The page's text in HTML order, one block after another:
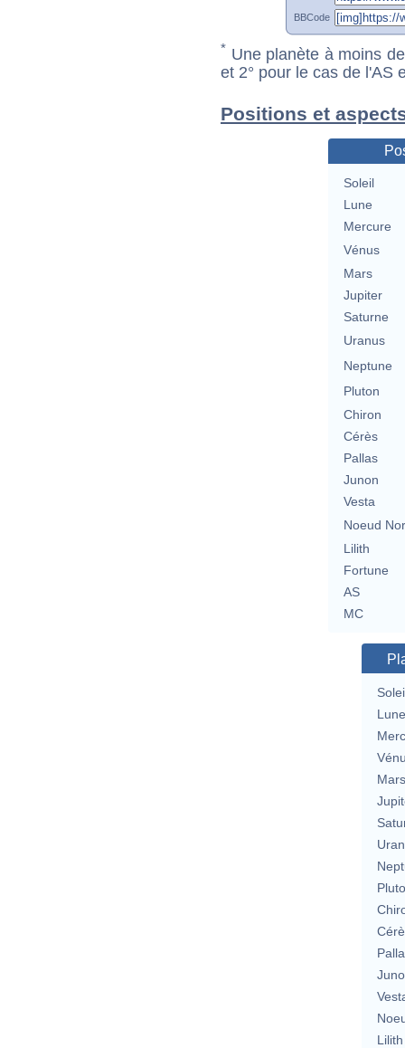
BBCode
* Une planète à moins
et 2° pour le cas de l'AS
Positions et
Soleil
Lune
Mercure
Vénus
Mars
Jupiter
Saturne
Uranus
Neptune
Pluton
Chiron
Cérès
Pallas
Junon
Vesta
Noeud
Lilith
Fortune
AS
MC
Lune
Mars
Lilith